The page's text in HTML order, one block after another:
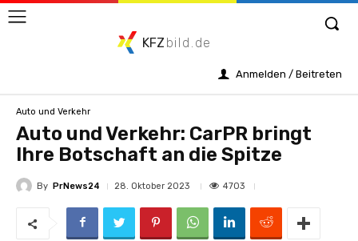
KFZ bild.de
Anmelden / Beitreten
Auto und Verkehr
Auto und Verkehr: CarPR bringt
Ihre Botschaft an die Spitze
By PrNews24 28. Oktober 2023 4703